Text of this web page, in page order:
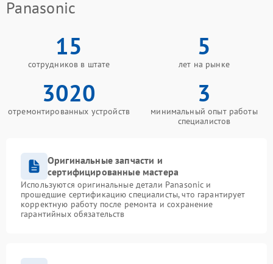
Panasonic
15
сотрудников в штате
5
лет на рынке
3020
отремонтированных устройств
3
минимальный опыт работы
специалистов
Оригинальные запчасти и
сертифицированные мастера
Используются оригинальные детали Panasonic и
прошедшие сертификацию специалисты, что гарантирует
корректную работу после ремонта и сохранение
гарантийных обязательств